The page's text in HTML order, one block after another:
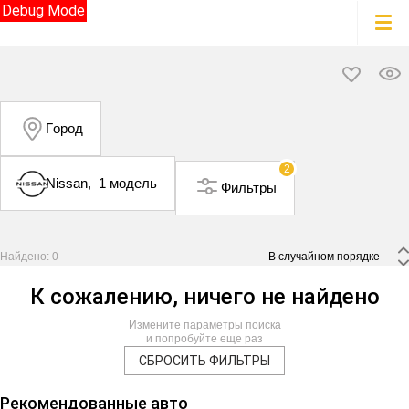
Debug Mode
Город
Nissan, 1 модель
2
Фильтры
Найдено: 0
К сожалению, ничего не найдено
Измените параметры поиска
и попробуйте еще раз
СБРОСИТЬ ФИЛЬТРЫ
Рекомендованные авто